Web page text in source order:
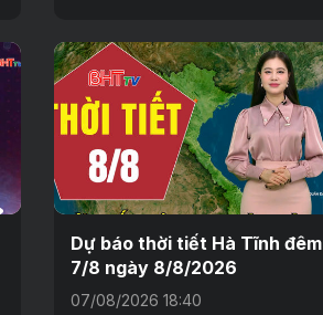
Dự báo thời tiết Hà Tĩnh đêm
7/8 ngày 8/8/2026
07/08/2026 18:40